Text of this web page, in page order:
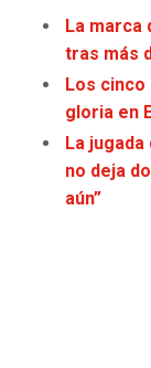
La marca
tras más
Los
gloria en
La
no deja
aún”